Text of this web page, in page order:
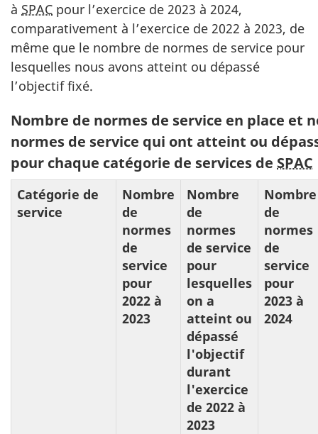
à SPAC pour l’exercice de 2023 à 2024,
comparativement à l’exercice de 2022 à 2023, de
même que le nombre de normes de service pour
lesquelles nous avons atteint ou dépassé
l’objectif fixé.
Tableau
1:
Nombre de normes de service en place et
normes de service qui ont atteint ou
pour chaque catégorie de services de SPAC
Catégorie de
service
Nombre
de
normes
de
service
pour
2022 à
2023
Nombre
de
normes
de service
pour
lesquelles
on a
atteint ou
dépassé
l'objectif
durant
l'exercice
de 2022 à
2023
Nombre
de
normes
de
service
pour
2023 à
2024